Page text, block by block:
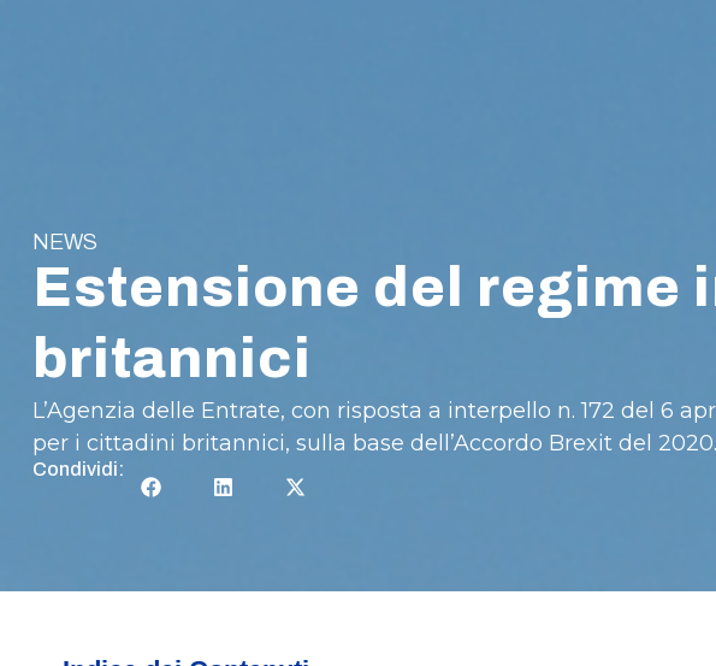
NEWS
Estensione del regime
britannici
L’Agenzia delle Entrate, con risposta a interpello n. 172 del 6
per i cittadini britannici, sulla base dell’Accordo Brexit del 2020.
Condividi: